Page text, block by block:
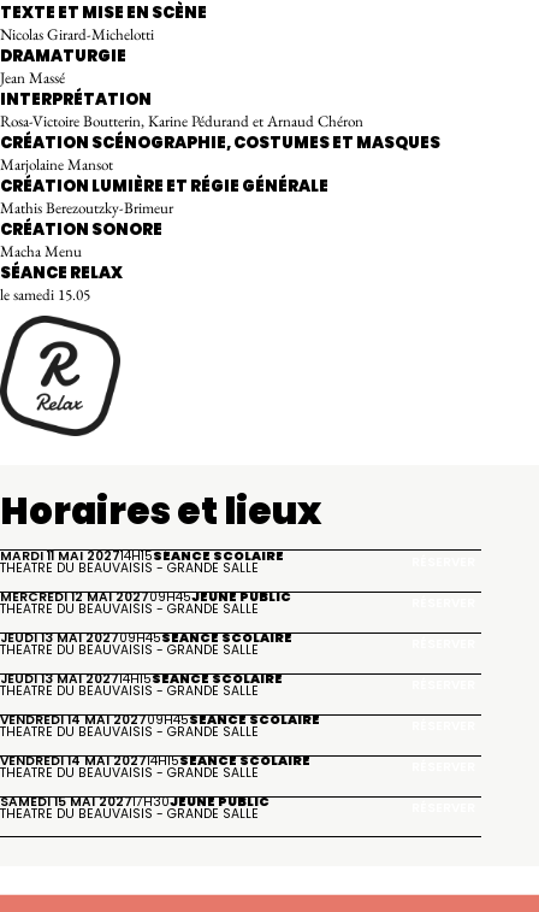
TEXTE ET MISE EN SCÈNE
Nicolas Girard-Michelotti
DRAMATURGIE
Jean Massé
INTERPRÉTATION
Rosa-Victoire Boutterin, Karine Pédurand et Arnaud Chéron
CRÉATION SCÉNOGRAPHIE, COSTUMES ET MASQUES
Marjolaine Mansot
CRÉATION LUMIÈRE ET RÉGIE GÉNÉRALE
Mathis Berezoutzky-Brimeur
CRÉATION SONORE
Macha Menu
SÉANCE RELAX
le samedi 15.05
Relax
Horaires et lieux
MARDI 11 MAI 202714H15SÉANCE SCOLAIRE
THÉÂTRE DU BEAUVAISIS - GRANDE SALLE
MERCREDI 12 MAI 202709H45JEUNE PUBLIC
THÉÂTRE DU BEAUVAISIS - GRANDE SALLE
JEUDI 13 MAI 202709H45SÉANCE SCOLAIRE
THÉÂTRE DU BEAUVAISIS - GRANDE SALLE
JEUDI 13 MAI 202714H15SÉANCE SCOLAIRE
THÉÂTRE DU BEAUVAISIS - GRANDE SALLE
VENDREDI 14 MAI 202709H45SÉANCE SCOLAIRE
THÉÂTRE DU BEAUVAISIS - GRANDE SALLE
VENDREDI 14 MAI 202714H15SÉANCE SCOLAIRE
THÉÂTRE DU BEAUVAISIS - GRANDE SALLE
SAMEDI 15 MAI 202717H30JEUNE PUBLIC
THÉÂTRE DU BEAUVAISIS - GRANDE SALLE